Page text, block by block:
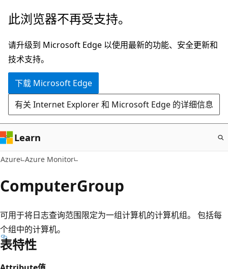
跳
主
要
内
此浏览器不再受支持。
请升级到 Microsoft Edge 以使用最新的功能、安全更新和
技术支持。
下载 Microsoft Edge
有关 Internet Explorer 和 Microsoft Edge 的详细信息
Learn
Azure Azure Monitor
ComputerGroup
可用于将日志查询范围限定为一组计算机的计算机组。 包括每
个组中的计算机。
表特性